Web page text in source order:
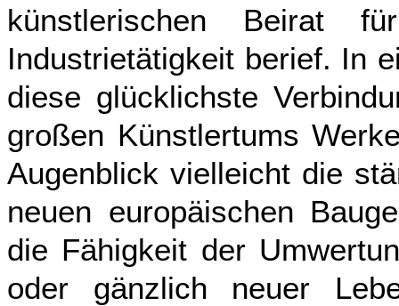
künstlerischen Beirat
Industrietätigkeit berief. In
diese glücklichste
großen Künstlertums
Augenblick vielleicht die
neuen europäischen
die Fähigkeit der
oder gänzlich neuer